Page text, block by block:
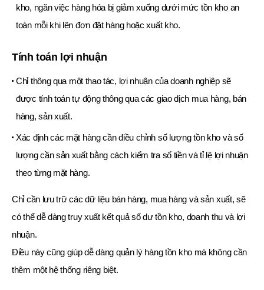
kho, ngăn việc hàng hóa bị giảm xuống dưới mức tồn kho an
toàn mỗi khi lên đơn đặt hàng hoặc xuất kho.
Tính toán lợi nhuận
Chỉ thông qua một thao tác, lợi nhuận của doanh nghiệp sẽ
được tính toán tự động thông qua các giao dịch mua hàng, bán
hàng, sản xuất.
Xác định các mặt hàng cần điều chỉnh số lượng tồn kho và số
lượng cần sản xuất bằng cách kiểm tra số tiền và tỉ lệ lợi nhuận
theo từng mặt hàng.
Chỉ cần lưu trữ các dữ liệu bán hàng, mua hàng và sản xuất, sẽ
có thể dễ dàng truy xuất kết quả số dư tồn kho, doanh thu và lợi
nhuận.
Điều này cũng giúp dễ dàng quản lý hàng tồn kho mà không cần
thêm một hệ thống riêng biệt.